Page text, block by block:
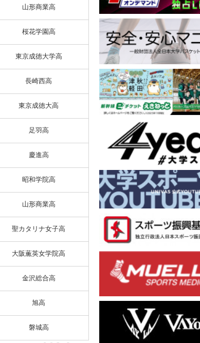
山形商業高
桜花学園高
東京成徳大学高
長崎西高
東京成徳大高
足羽高
慶進高
昭和学院高
山形商業高
聖カタリナ女子高
大阪薫英女学院高
金沢総合高
旭高
磐城高